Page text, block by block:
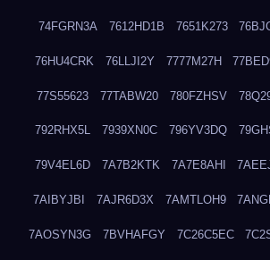
74FGRN3A 7612HD1B 7651K273
76HU4CRK 76LLJI2Y 7777M27H
77S55623 77TABW20 780FZHSV
792RHX5L 7939XN0C 796YV3DQ
79V4EL6D 7A7B2KTK 7A7E8AHI
7AIBYJBI 7AJR6D3X 7AMTLOH9
7AOSYN3G 7BVHAFGY 7C26C5EC